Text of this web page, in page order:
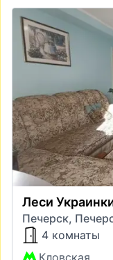
Леси
Печерск,
4 комнаты
Кловская